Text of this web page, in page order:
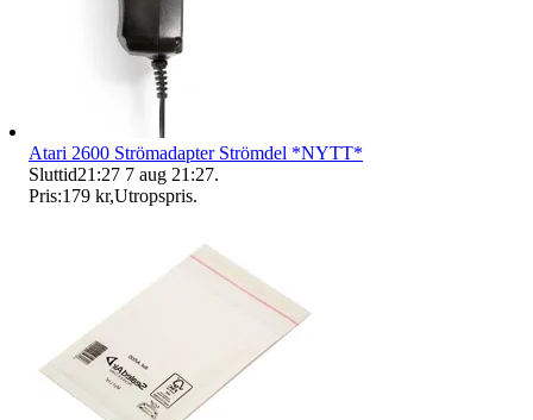
Atari 2600 Strömadapter Strömdel *NYTT*
Sluttid21:27 7 aug 21:27.
Pris:179 kr,Utropspris.